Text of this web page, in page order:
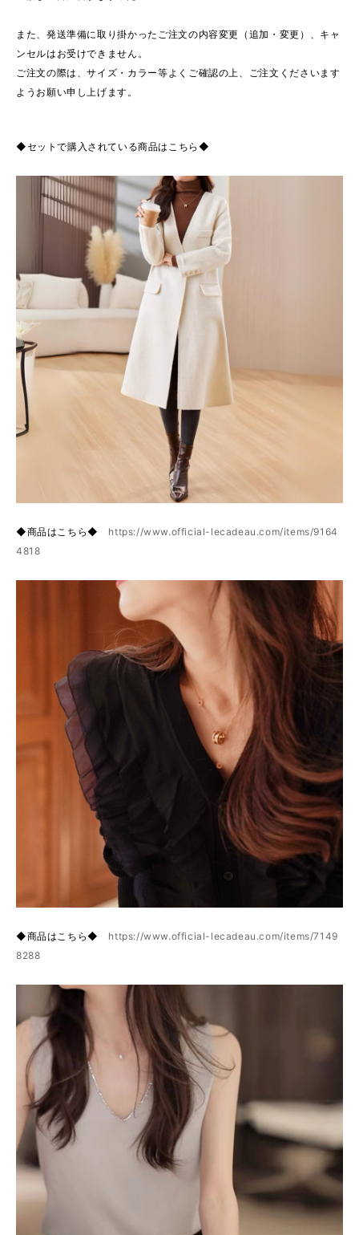
また、発送準備に取り掛かったご注文の内容変更（追加・変更）、キャ
ンセルはお受けできません。
ご注文の際は、サイズ・カラー等よくご確認の上、ご注文くださいます
ようお願い申し上げます。
◆セットで購入されている商品はこちら◆
◆商品はこちら◆ https://www.official-lecadeau.com/items/9164
4818
◆商品はこちら◆ https://www.official-lecadeau.com/items/7149
8288